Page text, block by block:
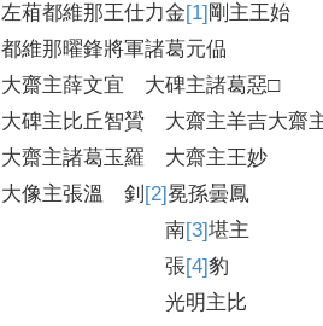
左葙都維那王仕力金[1] 剛 主王始
都維那曜鋒將軍諸葛元偘
大齋主薛文宜 大碑主諸葛惡□
大碑主比丘智贇 大齋主羊吉大齋
大齋主諸葛玉羅 大齋主王妙
大像主張溫 釗 [2] 冕孫曇鳳
南[3]堪主
張[4]豹
光明主比